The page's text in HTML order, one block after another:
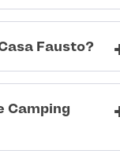
Fausto?
Camping